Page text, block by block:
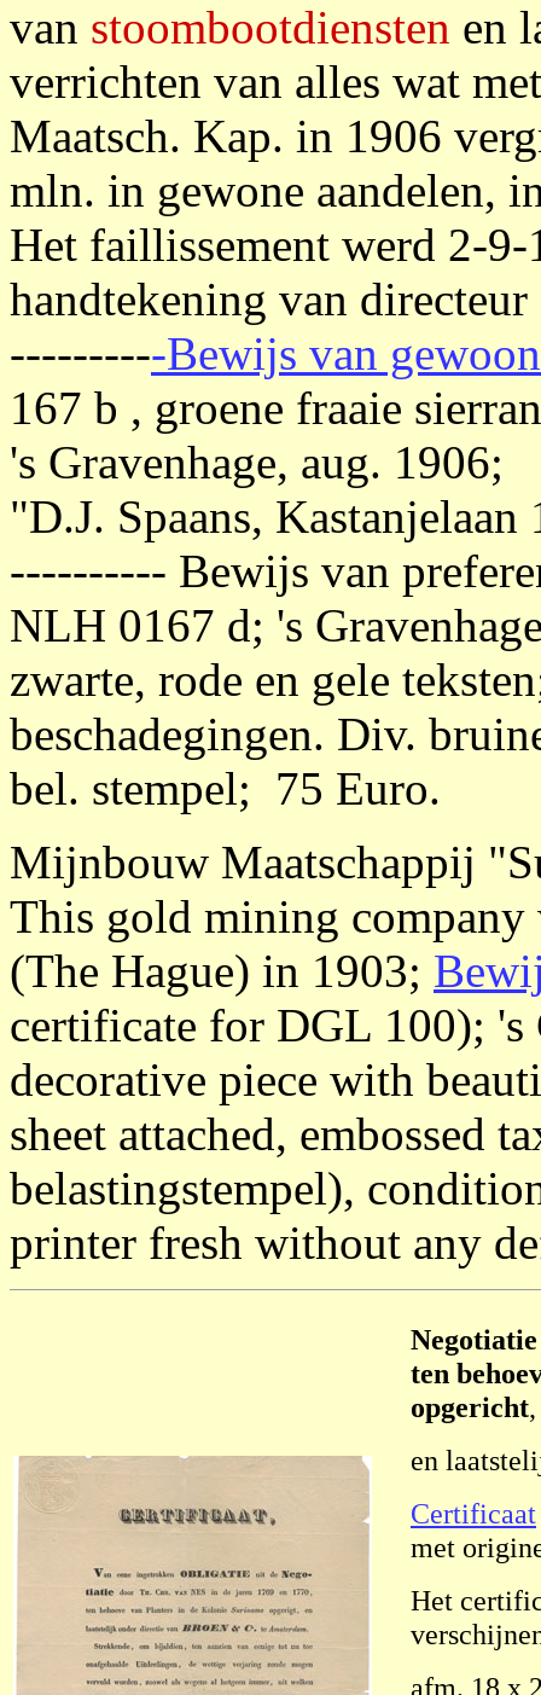
van stoombootdiensten en
verrichten van alles wat
Maatsch. Kap. in 1906
mln. in gewone aandelen,
Het faillissement werd 2-
handtekening van
----------Bewijs van
167 b , groene fraaie
's Gravenhage, aug. 1906;
"D.J. Spaans,
---------- Bewijs van
NLH 0167 d; 's
zwarte, rode en gele
beschadegingen. Div.
bel. stempel; 75 Euro.
Mijnbouw Maatschappij
This gold mining company
(The Hague) in 1903;
certificate for DGL 100); 's
decorative piece with
sheet attached, embossed
belastingstempel),
printer fresh without any
ten
opgericht,
en
Certificaat
met
Het
afm. 18 x